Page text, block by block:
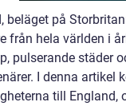
beläget på
från hela världen i
pulserande städer
I denna artikel
till England,